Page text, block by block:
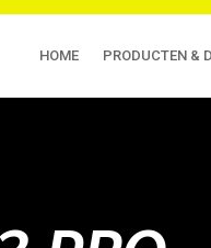
HOME PRODUCTEN &